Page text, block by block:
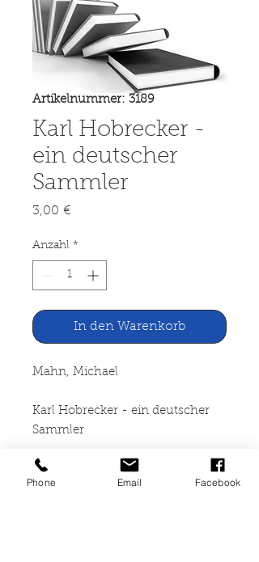
Artikelnummer: 3189
Karl Hobrecker -
ein deutscher
Sammler
3,00 €Preis
Anzahl *
In den Warenkorb
Mahn, Michael
Karl Hobrecker - ein deutscher
Sammler
Verlag Traugott Bautz, Herzberg
1987
Phone Email Facebook